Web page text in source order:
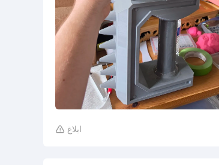
 ابلاغ